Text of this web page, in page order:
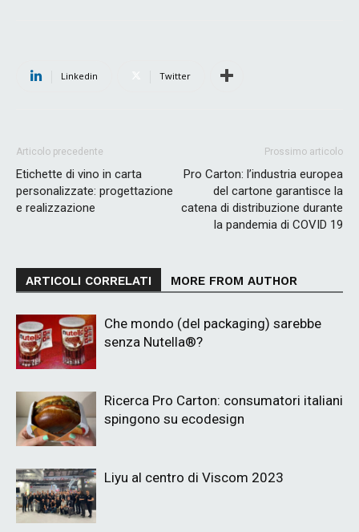
Linkedin Twitter
Articolo precedente
Etichette di vino in carta
personalizzate: progettazione
e realizzazione
Prossimo articolo
Pro Carton: l’industria europea
del cartone garantisce la
catena di distribuzione durante
la pandemia di COVID 19
ARTICOLI CORRELATI MORE FROM AUTHOR
Che mondo (del packaging) sarebbe
senza Nutella®?
Ricerca Pro Carton: consumatori italiani
spingono su ecodesign
Liyu al centro di Viscom 2023